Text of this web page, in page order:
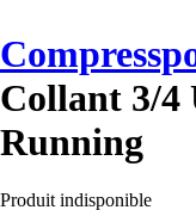
Collant 3/4
Running
Produit indisponible